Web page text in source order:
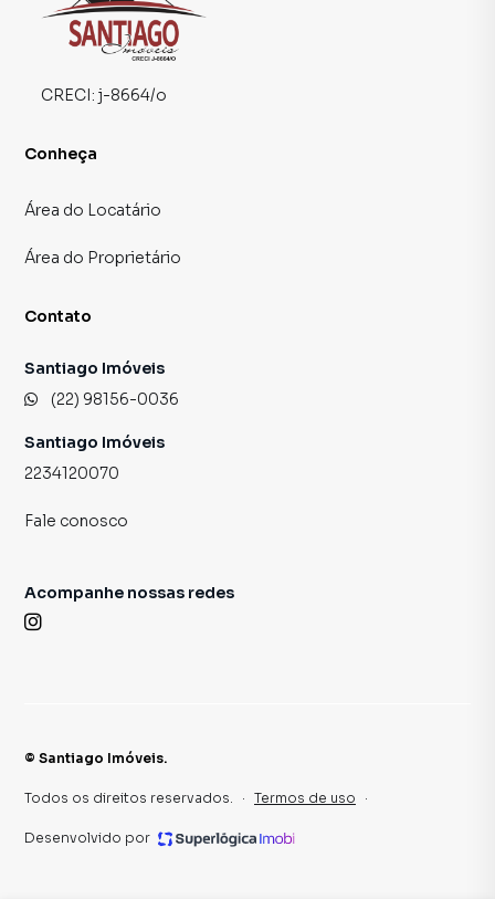
CRECI: j-8664/o
Conheça
Área do Locatário
Área do Proprietário
Contato
Santiago Imóveis
(22) 98156-0036
Santiago Imóveis
2234120070
Fale conosco
Acompanhe nossas redes
© Santiago Imóveis.
Todos os direitos reservados. · Termos de uso ·
Desenvolvido por